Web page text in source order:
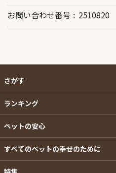
お問い合わせ番号
2510820
さがす
ランキング
ペットの安心
すべてのペットの幸せのために